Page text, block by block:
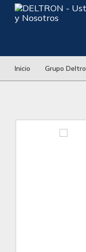
Inicio Grupo